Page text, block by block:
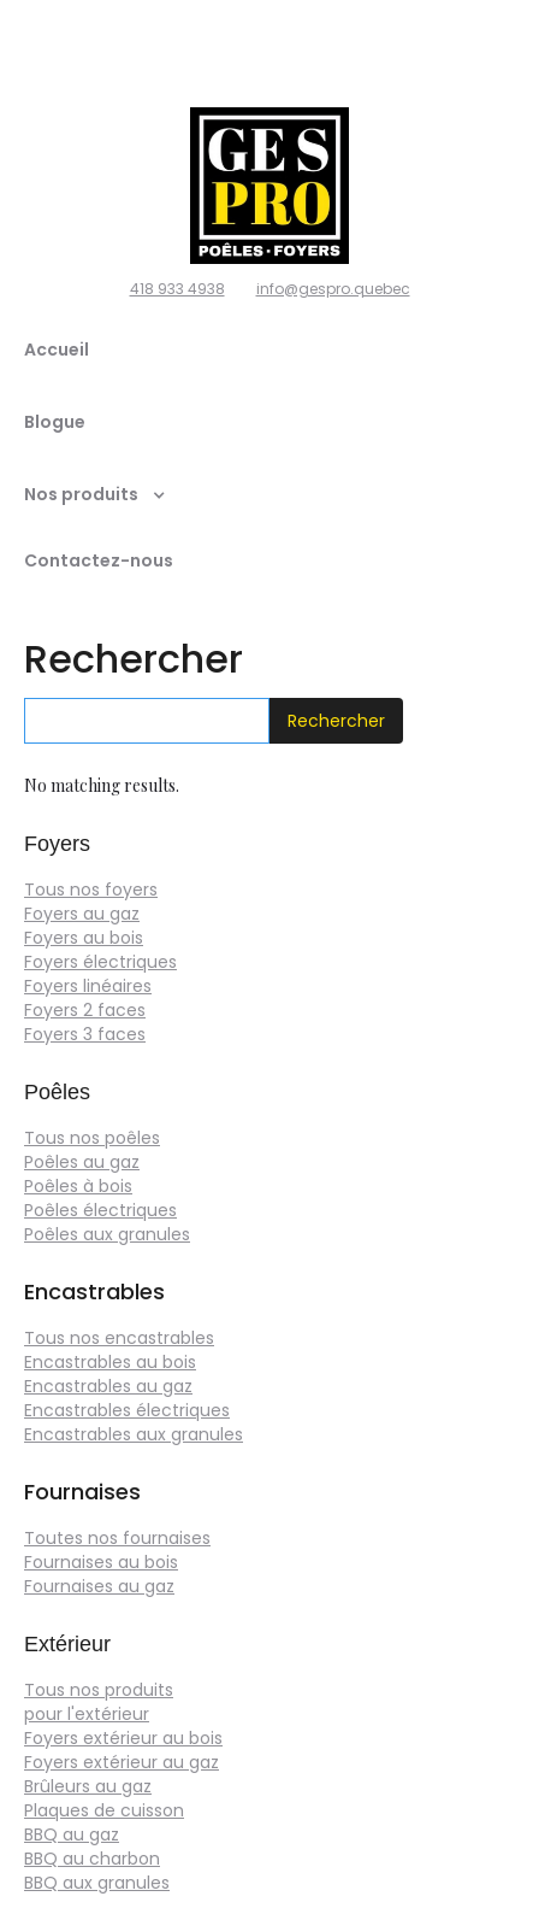
et
foyers,
Ville de
Québec
G2N
418 933 4938 info@gespro.quebec
Accueil
Blogue
Nos produits
Contactez-nous
Foyers
Tous nos foyers
Foyers au gaz
Foyers au bois
Foyers électriques
Foyers linéaires
Foyers 2 faces
Foyers 3 faces
Poêles
Tous nos poêles
Poêles au gaz
Poêles à bois
Poêles électriques
Poêles aux granules
Encastrables
Tous nos encastrables
Encastrables au bois
Encastrables au gaz
Encastrables électriques
Encastrables aux granules
Fournaises
Toutes nos fournaises
Fournaises au bois
Fournaises au gaz
Extérieur
Tous nos produits
pour l'extérieur
Foyers extérieur au bois
Foyers extérieur au gaz
Brûleurs au gaz
Plaques de cuisson
BBQ au gaz
BBQ au charbon
BBQ aux granules
Rechercher
No matching results.